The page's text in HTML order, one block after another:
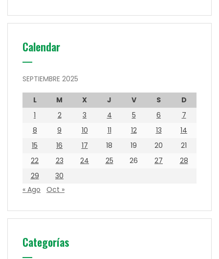
Calendar
SEPTIEMBRE 2025
L M X J V S
D
1
2 3 4 5 6
7
8
9 10 11 12 13
14
15
16 17 18 19 20
21
22
23 24 25 26 27
28
29
30
« Ago
Oct »
Categorías